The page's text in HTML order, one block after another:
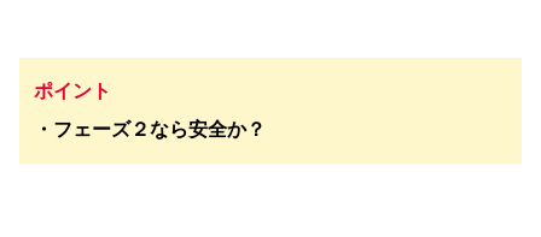
ポイント
・フェーズ２なら安全か？